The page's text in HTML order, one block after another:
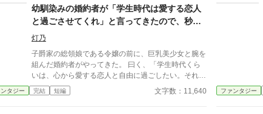
た。伯母が自分の手柄にしようとして帳面を持ち出し
た結果、会場は大混乱。さすがに見かねたエリザベス
が修正に乗り出すと……。 壁際に追いやられていた
令嬢が、自分の力と居場所を取り戻すお話。
幼馴染みの婚約者が「学生時代は愛する恋人
と過ごさせてくれ」と言ってきたので、秒で
婚約解消を宣言した令嬢の前世が、社畜のお
灯乃
子爵家の総領娘である令嬢の前に、巨乳美少女と腕を
組んだ婚約者がやってきた。 曰く、「学生時代くら
いは、心から愛する恋人と自由に過ごしたい。それく
らい、黙って許容しろ」と。 婚約者を甘やかし過ぎ
ていたことに気付いた彼女は、その場で婚約解消を宣
タジー 完結 短編 文字数：11,640 ファンタジー